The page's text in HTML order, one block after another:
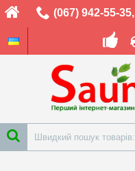
(067) 942-55-35,